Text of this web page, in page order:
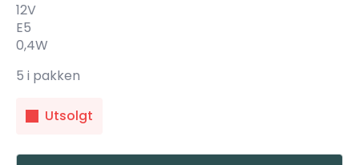
12V
E5
0,4W
5 i pakken
Utsolgt